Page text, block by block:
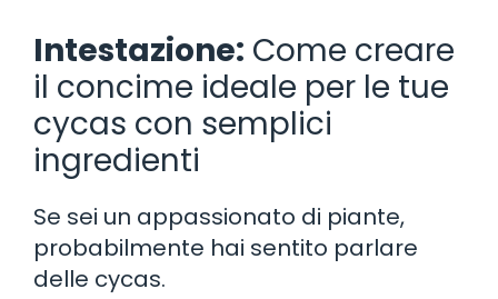
Intestazione: Come creare
il concime ideale per le tue
cycas con semplici
ingredienti
Se sei un appassionato di piante,
probabilmente hai sentito parlare
delle cycas.